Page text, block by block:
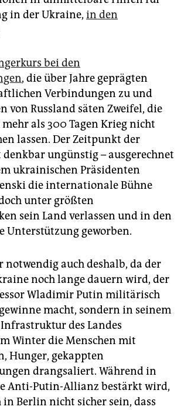
in der Ukraine, in den
bei den
, die über Jahre geprägten
Verbindungen zu und
von Russland säten Zweifel, die
mehr als 300 Tagen Krieg nicht
lassen. Der Zeitpunkt der
ungünstig – ausgerechnet
ukrainischen Präsidenten
die internationale Bühne
unter größten
sein Land verlassen und in den
Unterstützung geworben.
notwendig auch deshalb, da der
noch lange dauern wird, der
Wladimir Putin militärisch
macht, sondern in seinem
des Landes
Winter die Menschen mit
Hunger, gekappten
drangsaliert. Während in
Anti-Putin-Allianz bestärkt wird,
Berlin nicht sicher sein, dass